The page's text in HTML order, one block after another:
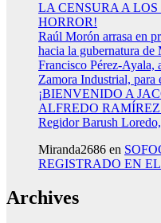
LA CENSURA A LOS
HORROR!
Raúl Morón arrasa en
hacia la gubernatura de
Francisco Pérez-Ayala,
Zamora Industrial,
¡BIENVENIDO A
ALFREDO
Regidor Barush
Miranda2686 en
REGISTRADO EN
Archives